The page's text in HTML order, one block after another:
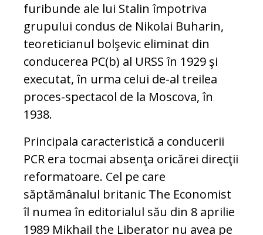
furibunde ale lui Stalin împotriva
grupului condus de Nikolai Buharin,
teoreticianul bolşevic eliminat din
conducerea PC(b) al URSS în 1929 şi
executat, în urma celui de-al treilea
proces-spectacol de la Moscova, în
1938.
Principala caracteristică a conducerii
PCR era tocmai absenţa oricărei direcţii
reformatoare. Cel pe care
săptămânalul britanic The Economist
îl numea în editorialul său din 8 aprilie
1989 Mikhail the Liberator nu avea pe